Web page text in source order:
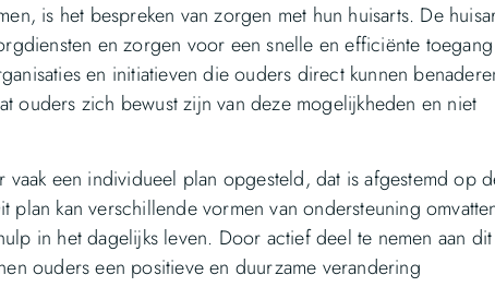
is het bespreken van zorgen met hun huisarts. De
en zorgen voor een snelle en efficiënte toegang
en initiatieven die ouders direct kunnen
ouders zich bewust zijn van deze mogelijkheden en niet
een individueel plan opgesteld, dat is afgestemd op
kan verschillende vormen van ondersteuning
in het dagelijks leven. Door actief deel te nemen aan dit
ouders een positieve en duurzame verandering